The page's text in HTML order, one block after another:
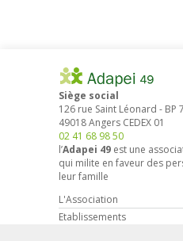
Siège social
126 rue Saint Léonard - BP
49018Angers CEDEX 01
02 41 68 98 50
l’Adapei 49 est une
qui milite en faveur des
leur famille
L'Association
Etablissements